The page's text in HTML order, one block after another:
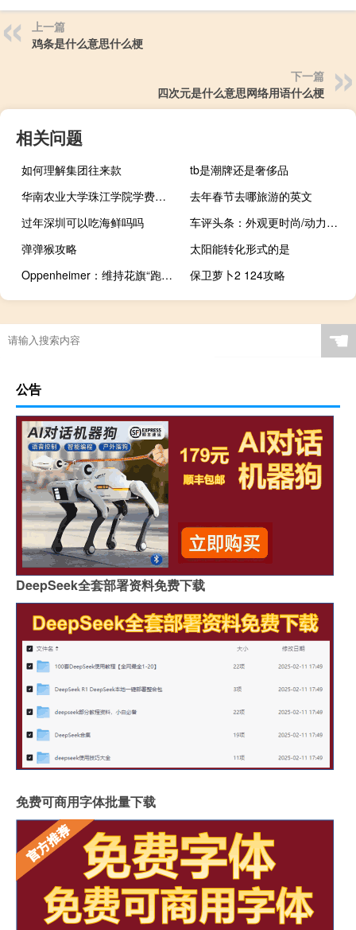
上一篇
鸡条是什么意思什么梗
下一篇
四次元是什么意思网络用语什么梗
相关问题
如何理解集团往来款
tb是潮牌还是奢侈品
华南农业大学珠江学院学费（华南农业大学邮编）
去年春节去哪旅游的英文
过年深圳可以吃海鲜吗吗
车评头条：外观更时尚/动力增强 新款锐程CC申报图发布
弹弹猴攻略
太阳能转化形式的是
Oppenheimer：维持花旗“跑赢大盘”评级目标价为82美元
保卫萝卜2 124攻略
☚
公告
DeepSeek全套部署资料免费下载
免费可商用字体批量下载